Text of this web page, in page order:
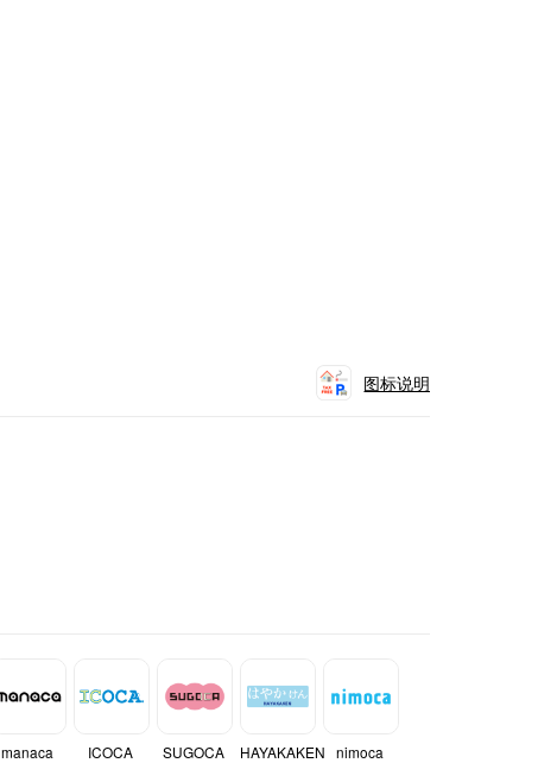
图标说明
manaca ICOCA SUGOCA HAYAKAKEN nimoca